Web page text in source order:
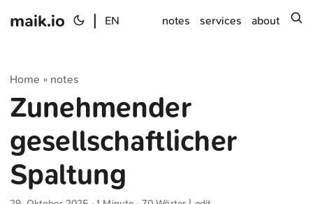
maik.io EN notes services about
Home » notes
Zunehmender
gesellschaftlicher
Spaltung